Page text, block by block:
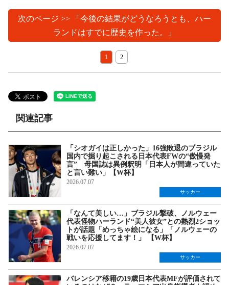
次のページ >> 「今後の結果がどうなろうとも、ハー
ランドはすでに歴史を作った。」
1 2
関連記事
「シオガイは正しかった」16強敗退のブラジル
国内で掘り起こされる日本代表FWの“傲慢発
言” 母国誌は異例釈明「日本人が間違っていた
と言い難い」【W杯】
2026.07.07
サッカー
「なんて美しい…」ブラジル撃破、ノルウェー
代表怪物ハーランド“美人彼女”との熱烈2ショッ
トが話題「めっちゃ絵になる」「ノルウェーの
戦いを応援してます！」 【W杯】
2026.07.07
サッカー
バレンシア移籍の19歳日本代表MFが評価されて